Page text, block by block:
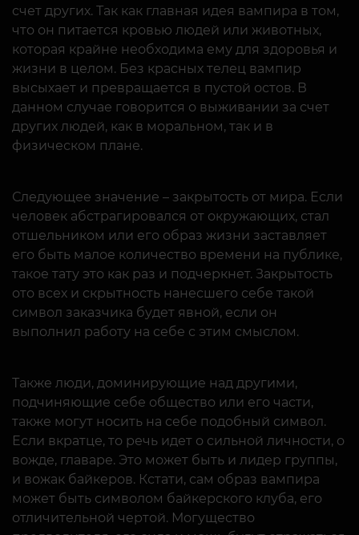
счет других. Так как главная идея вампира в том,
что он питается кровью людей или животных,
которая крайне необходима ему для здоровья и
жизни в целом. Без красных телец вампир
высыхает и превращается в пустой остов. В
данном случае говорится о выживании за счет
других людей, как в моральном, так и в
физическом плане.
Следующее значение – закрытость от мира. Если
человек абстрагировался от окружающих, стал
отшельником или его образ жизни заставляет
его быть малое количество времени на публике,
такое тату это как раз и подчеркнет. Закрытость
ото всех и скрытность нанесшего себе такой
символ заказчика будет явной, если он
выполнил работу на себе с этим смыслом.
Также люди, доминирующие над другими,
подчиняющие себе общество или его части,
также могут носить на себе подобный символ.
Если вкратце, то речь идет о сильной личности, о
вожде, главаре. Это может быть и лидер группы,
и вожак байкеров. Кстати, сам образ вампира
может быть символом байкерского клуба, его
отличительной чертой. Могущество